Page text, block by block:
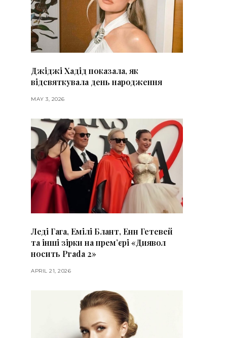
Джіджі Хадід показала, як
відсвяткувала день народження
MAY 3, 2026
Леді Гага, Емілі Блант, Енн Гетевей
та інші зірки на премʼєрі «Диявол
носить Prada 2»
APRIL 21, 2026